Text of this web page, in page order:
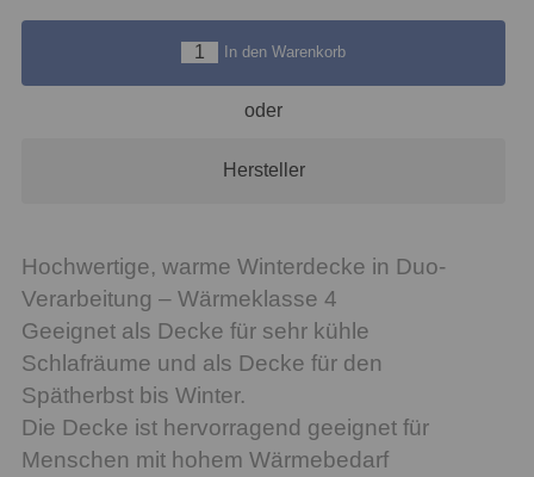
In den Warenkorb
oder
Hersteller
Hochwertige, warme Winterdecke in Duo-
Verarbeitung – Wärmeklasse 4
Geeignet als Decke für sehr kühle
Schlafräume und als Decke für den
Spätherbst bis Winter.
Die Decke ist hervorragend geeignet für
Menschen mit hohem Wärmebedarf